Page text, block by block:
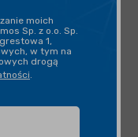
moich
Sp. z o.o. Sp.
1,
w tym na
drogą
.